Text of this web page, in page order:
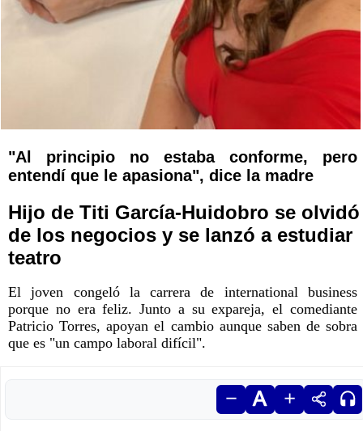
"Al principio no estaba conforme, pero
entendí que le apasiona", dice la madre
Hijo de Titi García-Huidobro se olvidó
de los negocios y se lanzó a estudiar
teatro
El joven congeló la carrera de international business
porque no era feliz. Junto a su expareja, el comediante
Patricio Torres, apoyan el cambio aunque saben de sobra
que es "un campo laboral difícil".